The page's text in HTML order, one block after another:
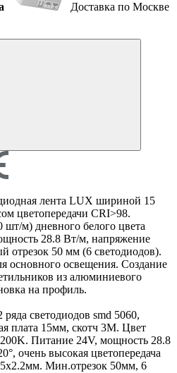
Доставка по Москве
лента LUX шириной 15
цветопередачи CRI>98.
м) дневного белого цвета
28.8 Вт/м, напряжение
50 мм (6 светодиодов).
основного освещения. Создание
из алюминиевого
на профиль.
светодиодов smd 5060,
плата 15мм, скотч 3М. Цвет
Питание 24V, мощность 28.8
очень высокая цветопередача
Мин.отрезок 50мм, 6